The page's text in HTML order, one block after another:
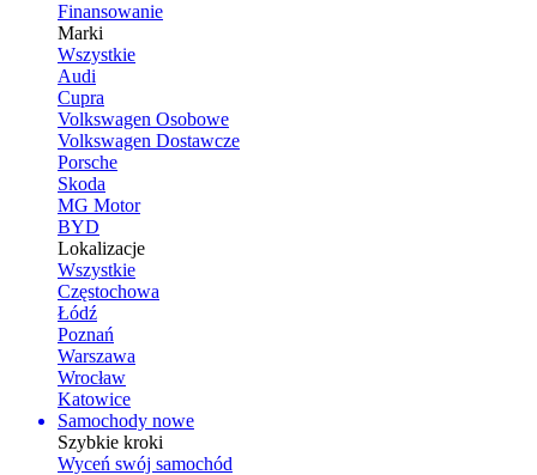
Finansowanie
Marki
Wszystkie
Audi
Cupra
Volkswagen Osobowe
Volkswagen Dostawcze
Porsche
Skoda
MG Motor
BYD
Lokalizacje
Wszystkie
Częstochowa
Łódź
Poznań
Warszawa
Wrocław
Katowice
Samochody nowe
Szybkie kroki
Wyceń swój samochód